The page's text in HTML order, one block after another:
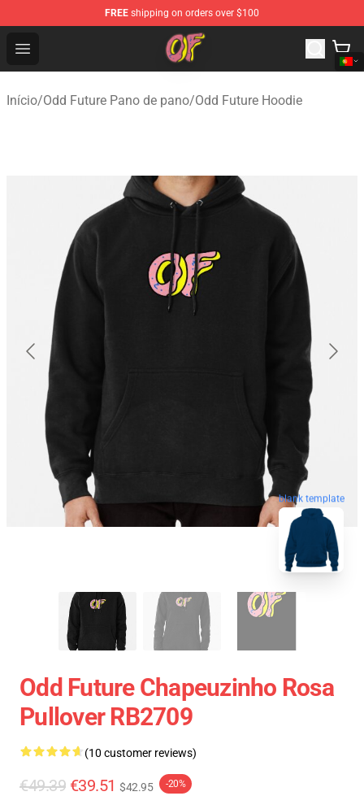
FREE shipping on orders over $100
Open menu
Odd Future Shop - Official Odd Future Merchandise Store
Início/Odd Future Pano de pano/Odd Future Hoodie
blank template
Odd Future Chapeuzinho Rosa
Pullover RB2709
(10 customer reviews)
€49.39 €39.51 $42.95 -20%